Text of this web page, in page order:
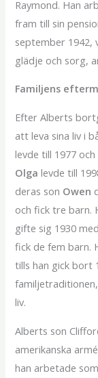
Raymond. Han
fram till sin
september 1942,
glädje och sorg,
Familjens
Efter Alberts
att leva sina liv i
levde till 1977
Olgalevde till
deras son Owen
och fick tre barn.
gifte sig 1930 med
fick de fem barn.
tills han gick bort
liv.
Alberts son
amerikanska
han arbetade